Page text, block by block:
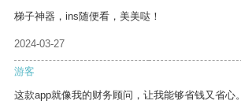
梯子神器，ins随便看，美美哒！
2024-03-27
游客
这款app就像我的财务顾问，让我能够省钱又省心。